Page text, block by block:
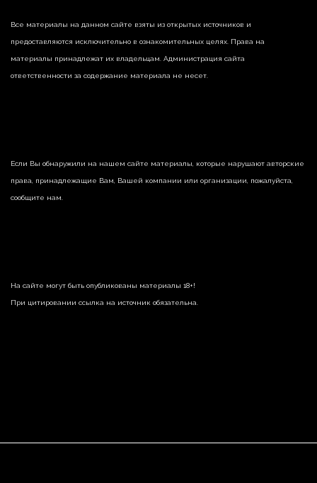
Все материалы на данном сайте взяты из открытых источников и
предоставляются исключительно в ознакомительных целях. Права на
материалы принадлежат их владельцам. Администрация сайта
ответственности за содержание материала не несет.
Если Вы обнаружили на нашем сайте материалы, которые нарушают авторские
права, принадлежащие Вам, Вашей компании или организации, пожалуйста,
сообщите нам.
На сайте могут быть опубликованы материалы 18+!
При цитировании ссылка на источник обязательна.